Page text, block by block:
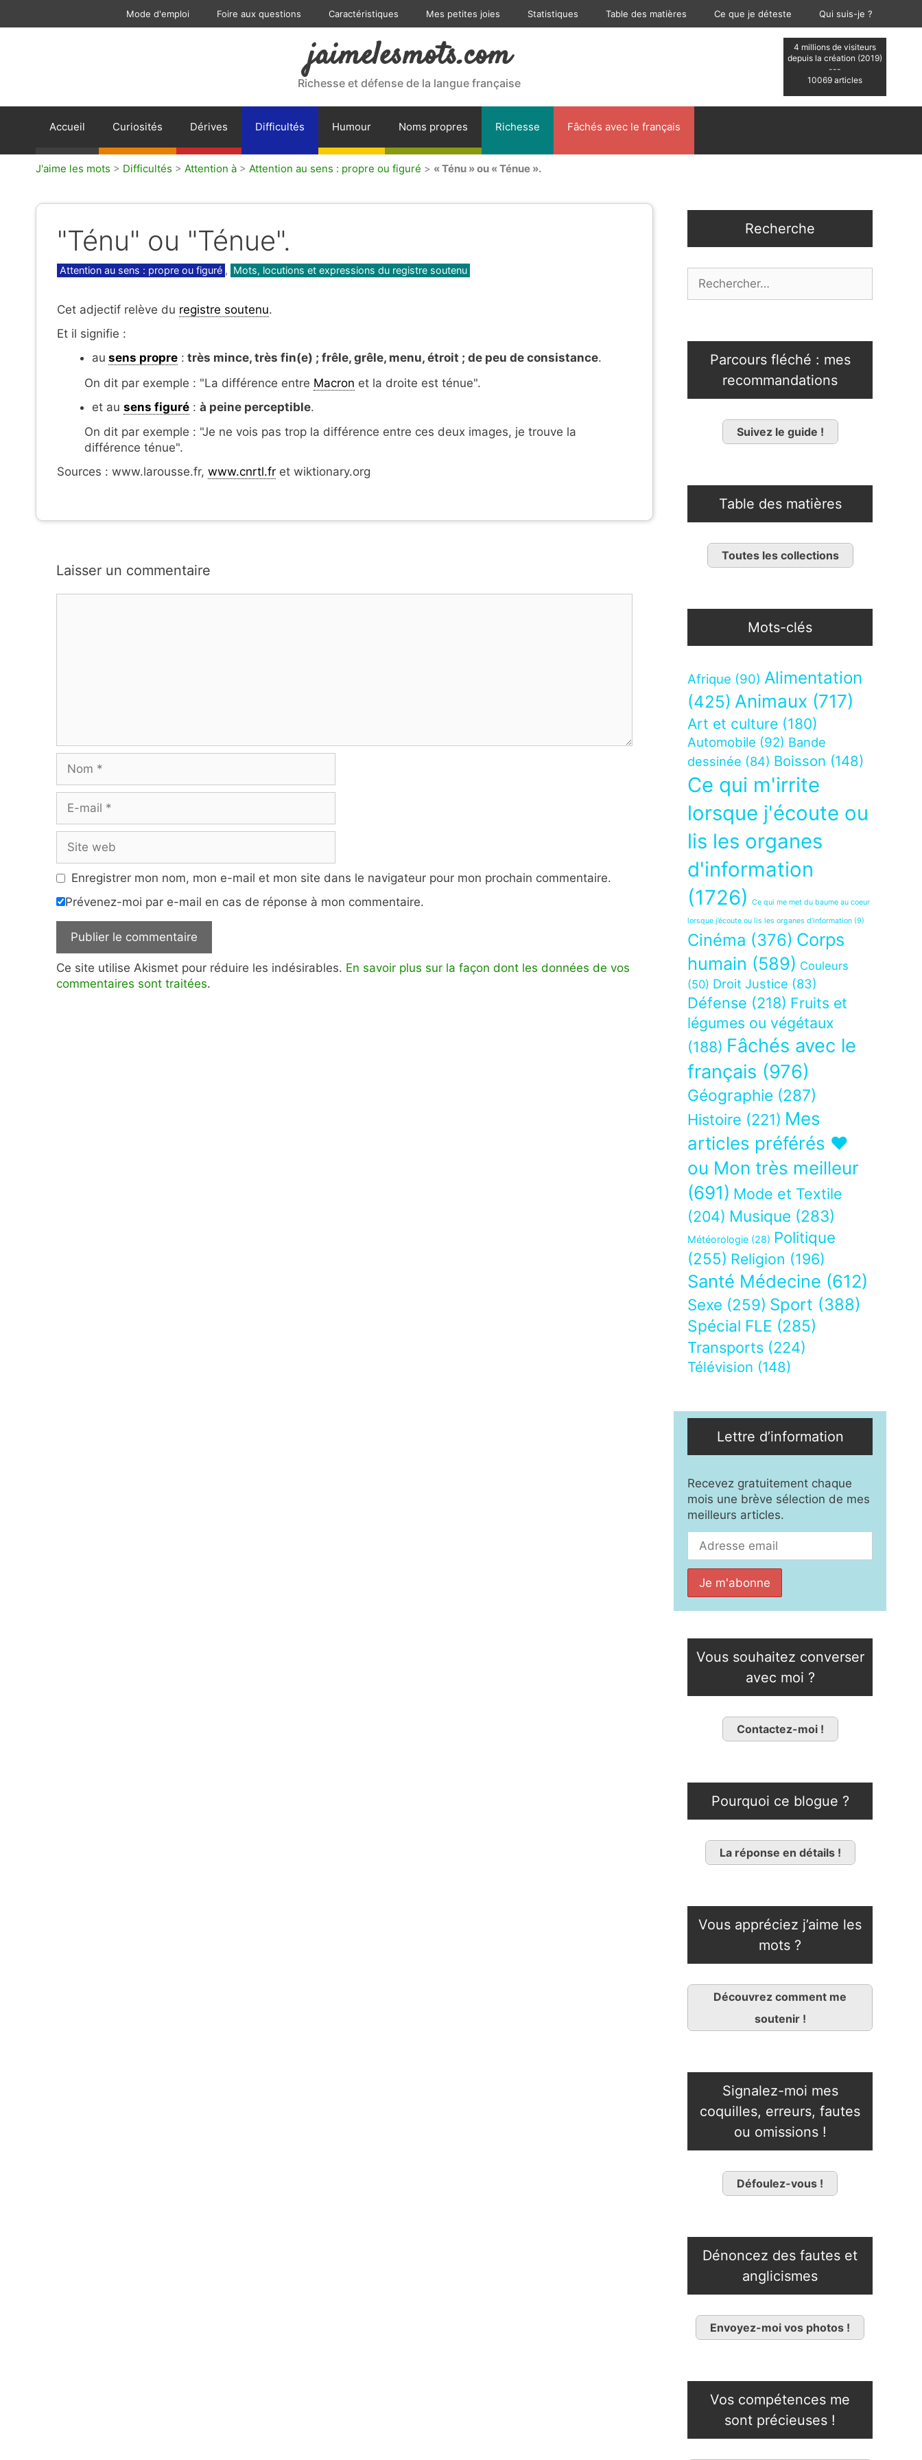
Mode d'emploi Foire aux questions Caractéristiques Mes petites joies Statistiques Table des matières Ce que je déteste Qui suis-je ?
4 millions de visiteurs
depuis la création (2019)
---
10069 articles
jaimelesmots.com
Richesse et défense de la langue française
Accueil Curiosités Dérives Difficultés Humour Noms propres Richesse Fâchés avec le français
J'aime les mots > Difficultés > Attention à > Attention au sens : propre ou figuré > « Ténu » ou « Ténue ».
"Ténu" ou "Ténue".
Catégories
Attention au sens : propre ou figuré , Mots, locutions et expressions du registre soutenu
Cet adjectif relève du registre soutenu.
Et il signifie :
au sens propre : très mince, très fin(e) ; frêle, grêle, menu, étroit ; de peu de consistance.
On dit par exemple : "La différence entre Macron et la droite est ténue".
et au sens figuré : à peine perceptible.
On dit par exemple : "Je ne vois pas trop la différence entre ces deux images, je trouve la
différence ténue".
Sources : www.larousse.fr, www.cnrtl.fr et wiktionary.org
Laisser un commentaire
mail
web
Enregistrer mon nom, mon e-mail et mon site dans le navigateur pour mon prochain commentaire.
Prévenez-moi par e-mail en cas de réponse à mon commentaire.
Ce site utilise Akismet pour réduire les indésirables. En savoir plus sur la façon dont les données de vos
commentaires sont traitées.
Recherche
Parcours fléché : mes
recommandations
Suivez le guide !
Table des matières
Toutes les collections
Mots-clés
Afrique (90) Alimentation
(425) Animaux (717)
Art et culture (180)
Automobile (92) Bande
dessinée (84) Boisson (148)
Ce qui m'irrite
lorsque j'écoute ou
lis les organes
d'information
(1726)
Ce qui me met du baume au coeur
lorsque j’écoute ou lis les organes d’information (9)
Cinéma (376) Corps
humain (589) Couleurs
(50) Droit Justice (83)
Défense (218) Fruits et
légumes ou végétaux
(188) Fâchés avec le
français (976)
Géographie (287)
Histoire (221) Mes
articles préférés ❤
ou Mon très meilleur
(691) Mode et Textile
(204) Musique (283)
Météorologie (28) Politique
(255) Religion (196)
Santé Médecine (612)
Sexe (259) Sport (388)
Spécial FLE (285)
Transports (224)
Télévision (148)
Lettre d’information
Recevez gratuitement chaque
mois une brève sélection de mes
meilleurs articles.
Vous souhaitez converser
avec moi ?
Contactez-moi !
Pourquoi ce blogue ?
La réponse en détails !
Vous appréciez j’aime les
mots ?
Découvrez comment me
soutenir !
Signalez-moi mes
coquilles, erreurs, fautes
ou omissions !
Défoulez-vous !
Dénoncez des fautes et
anglicismes
Envoyez-moi vos photos !
Vos compétences me
sont précieuses !